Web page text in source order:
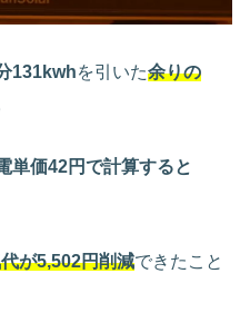
131kwhを引いた余りの
単価42円で計算すると
が5,502円削減できたこと